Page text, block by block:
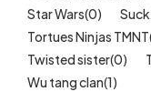
Star Wars(0) Suck
Tortues Ninjas TMNT
Twisted sister(0)
Wu tang clan(1)